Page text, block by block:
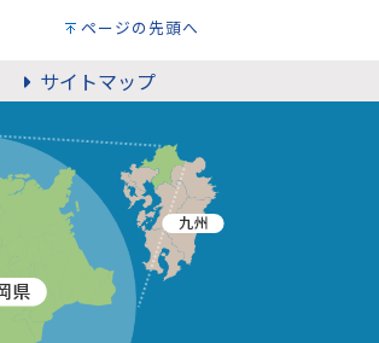
ページの先頭へ
サイトマップ